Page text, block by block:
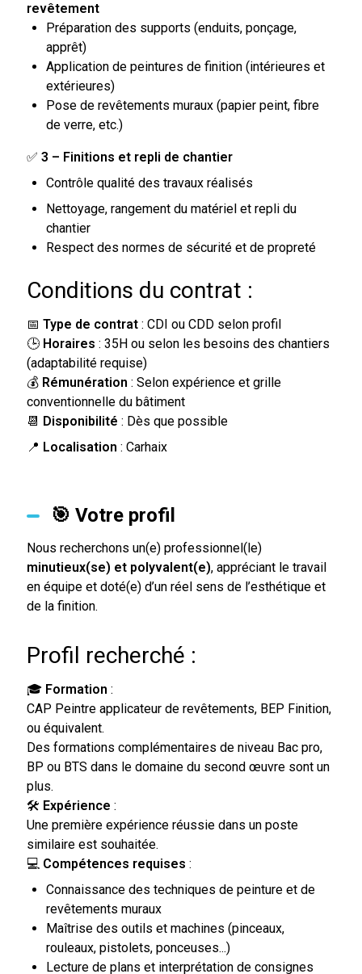
revêtement
Préparation des supports (enduits, ponçage,
apprêt)
Application de peintures de finition (intérieures et
extérieures)
Pose de revêtements muraux (papier peint, fibre
de verre, etc.)
✅ 3 – Finitions et repli de chantier
Contrôle qualité des travaux réalisés
Nettoyage, rangement du matériel et repli du
chantier
Respect des normes de sécurité et de propreté
Conditions du contrat :
📅 Type de contrat: CDI ou CDD selon profil
🕒 Horaires : 35H ou selon les besoins des chantiers
(adaptabilité requise)
💰 Rémunération : Selon expérience et grille
conventionnelle du bâtiment
📆 Disponibilité : Dès que possible
📍 Localisation : Carhaix
🎯 Votre profil
Nous recherchons un(e) professionnel(le)
minutieux(se) et polyvalent(e), appréciant le travail
en équipe et doté(e) d’un réel sens de l’esthétique et
de la finition.
Profil recherché :
🎓 Formation :
CAP Peintre applicateur de revêtements, BEP Finition,
ou équivalent.
Des formations complémentaires de niveau Bac pro,
BP ou BTS dans le domaine du second œuvre sont un
plus.
🛠 Expérience :
Une première expérience réussie dans un poste
similaire est souhaitée.
💻 Compétences requises :
Connaissance des techniques de peinture et de
revêtements muraux
Maîtrise des outils et machines (pinceaux,
rouleaux, pistolets, ponceuses...)
Lecture de plans et interprétation de consignes